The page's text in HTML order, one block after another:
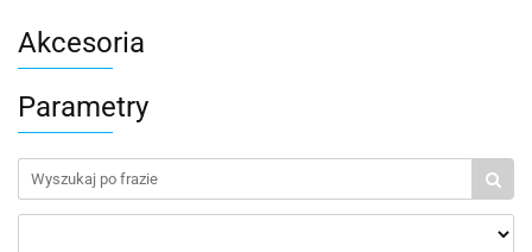
Akcesoria
Parametry